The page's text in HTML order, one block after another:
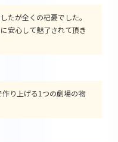
たが全くの杞憂でした。
安心して魅了されて頂き
り上げる1つの劇場の物